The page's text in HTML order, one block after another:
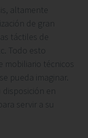
altamente
de gran
táctiles de
Todo esto
mobiliario técnicos
pueda imaginar.
en
servir a su